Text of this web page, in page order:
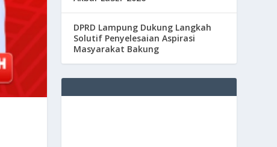
DPRD Lampung Dukung Langkah
Solutif Penyelesaian Aspirasi
Masyarakat Bakung